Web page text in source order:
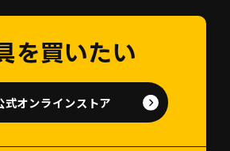
を買いたい
式オンラインストア